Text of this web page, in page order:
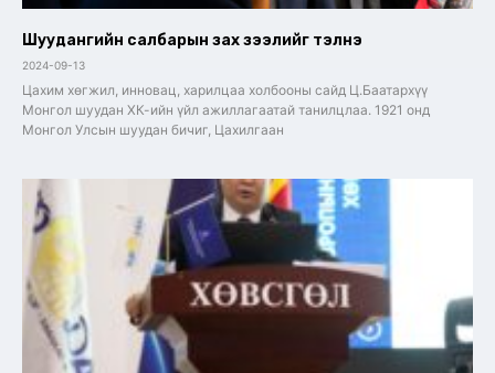
Шуудангийн салбарын зах зээлийг тэлнэ
2024-09-13
Цахим хөгжил, инновац, харилцаа холбооны сайд Ц.Баатархүү
Монгол шуудан ХК-ийн үйл ажиллагаатай танилцлаа. 1921 онд
Монгол Улсын шуудан бичиг, Цахилгаан